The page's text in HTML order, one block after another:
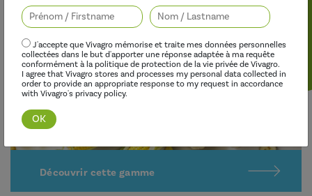
Découvrir cette gamme
J'accepte que Vivagro mémorise et traite mes données personnelles
collectées dans le but d'apporter une réponse adaptée à ma requête
conformément à la politique de protection de la vie privée de Vivagro.
I agree that Vivagro stores and processes my personal data collected in
order to provide an appropriate response to my request in accordance
with Vivagro's privacy policy.